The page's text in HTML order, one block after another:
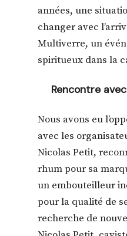
années, une
changer avec
Multiverre, un
spiritueux dans la
Rencontre
Nous avons eu
avec les
Nicolas Petit,
rhum pour sa
un embouteilleur
pour la qualité de
recherche de